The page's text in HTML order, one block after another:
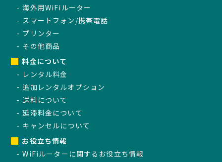
海外用WiFiルーター
スマートフォン/携帯電話
プリンター
その他商品
料金について
レンタル料金
追加レンタルオプション
送料について
延滞料金について
キャンセルについて
お役立ち情報
WiFiルーターに関するお役立ち情報